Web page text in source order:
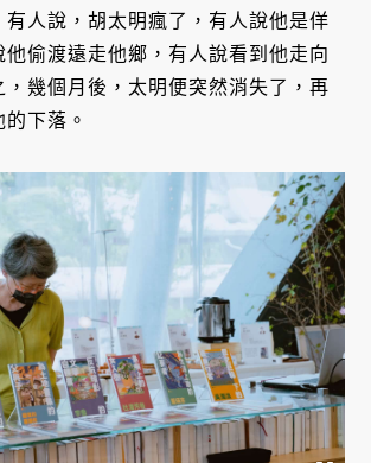
有人說，胡太明瘋了，有人說他是佯
他偷渡遠走他鄉，有人說看到他走向
，幾個月後，太明便突然消失了，再
下落。